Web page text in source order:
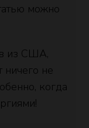
можно
из США,
ничего не
когда